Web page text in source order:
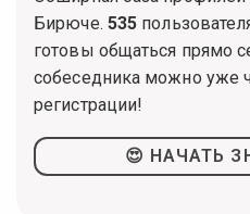
Бирюче. 535
готовы общаться прямо
собеседника можно уже
регистрации!
😍 НАЧАТЬ